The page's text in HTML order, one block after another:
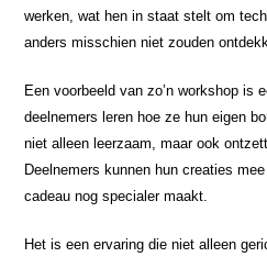
werken, wat hen in staat stelt om
anders misschien niet zouden
Een voorbeeld van zo’n workshop is
deelnemers leren hoe ze hun eigen
niet alleen leerzaam, maar ook
Deelnemers kunnen hun creaties
cadeau nog specialer maakt.
Het is een ervaring die niet alleen